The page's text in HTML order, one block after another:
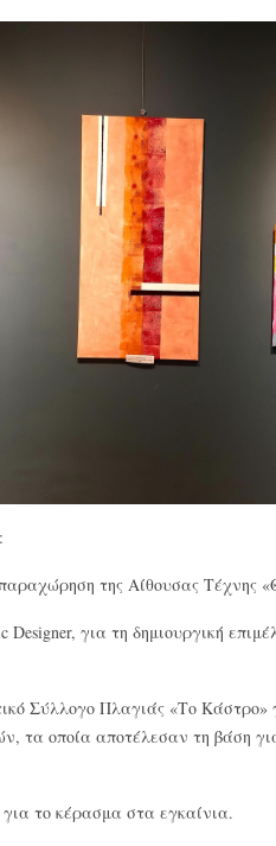
της Αίθουσας Τέχνης
για τη δημιουργική
Σύλλογο Πλαγιάς «Το
τα οποία αποτέλεσαν τη βάση
το κέρασμα στα εγκαίνια.